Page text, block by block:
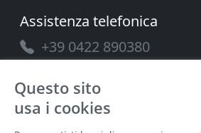
Assistenza telefonica
+39 0422 890380
Questo sito
usa i cookies